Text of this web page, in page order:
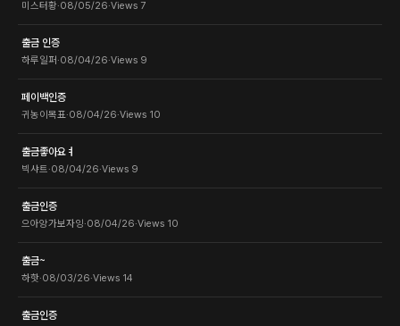
미스터황·08/05/26·Views 7
출금 인증
하루일퍼·08/04/26·Views 9
페이백인증
귀농이목표·08/04/26·Views 10
출금좋아요ㅕ
빅샤트·08/04/26·Views 9
출금인증
으아앙가보자잉·08/04/26·Views 10
출금~
하핫·08/03/26·Views 14
출금인증